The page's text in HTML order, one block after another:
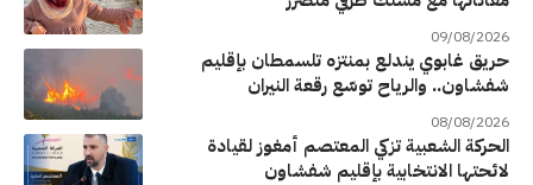
09/08/2026
حريق غابوي يندلع بمنتزه تلسمطان بإقليم
شفشاون.. والرياح توسّع رقعة النيران
08/08/2026
الحركة الشعبية تزكي المعتصم أمغوز لقيادة
لائحتها الانتخابية بإقليم شفشاون